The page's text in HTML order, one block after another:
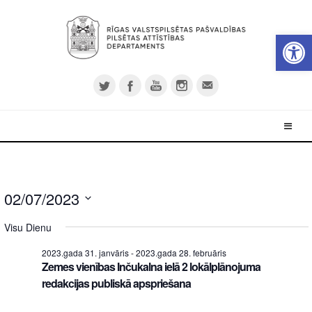
02/07/2023
date.
Visu Dienu
2023.gada 31. janvāris-2023.gada 28. februāris
Zemes vienības Inčukalna ielā 2 lokālplānojuma
redakcijas publiskā apspriešana